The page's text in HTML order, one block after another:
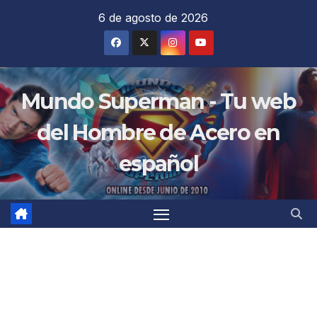
6 de agosto de 2026
Mundo Superman - Tu web
del Hombre de Acero en
español